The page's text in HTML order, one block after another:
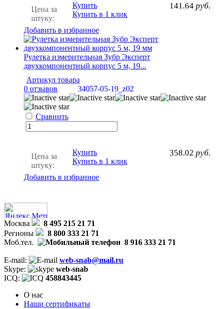
Цена за
штуку:
141.64 руб.
Купить
Купить в 1 клик
Добавить в избранное
Рулетка измерительная Зубр Эксперт
двухкомпонентный корпус 5 м, 19...
Артикул товара
34057-05-19_z02
0 отзывов
Сравнить
Цена за
штуку:
358.02 руб.
Купить
Купить в 1 клик
Добавить в избранное
Москва
8 495 215 21 71
Регионы
8 800 333 21 71
Моб.тел.
8 916 333 21 71
E-mail:
web-snab@mail.ru
Skype:
web-snab
ICQ:
458843445
О нас
Наши сертификаты